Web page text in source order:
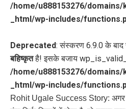
/home/u888153276/
_html/wp-includes/
Deprecated: संस्करण 6.9.0 के
बहिष्कृतहै! इसके बजाय
/home/u888153276/
_html/wp-includes/
Rohit Ugale Success Story: अगर